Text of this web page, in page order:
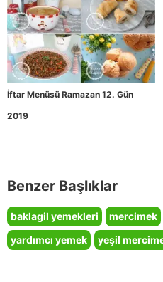
İftar Menüsü Ramazan 12. Gün
2019
Benzer Başlıklar
baklagil yemekleri mercimek
yardımcı yemek
yeşil